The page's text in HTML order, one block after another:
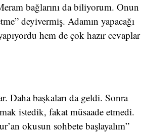
bağlarını da biliyorum. Onun
deyivermiş. Adamın yapacağı
hem de çok hazır cevaplar
Daha başkaları da geldi. Sonra
istedik, fakat müsaade etmedi.
okusun sohbete başlayalım”